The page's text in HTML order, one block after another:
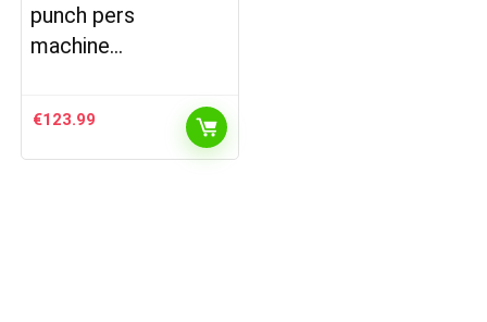
punch pers
machine…
€123.99